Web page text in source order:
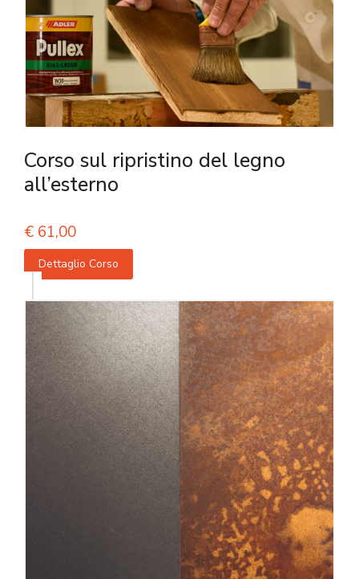
Corso sul ripristino del legno
all’esterno
€ 61,00
Dettaglio Corso